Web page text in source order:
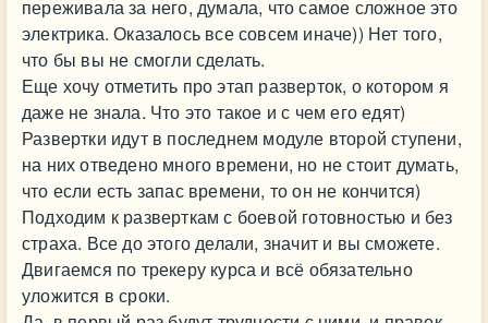
переживала за него, думала, что самое сложное это
электрика. Оказалось все совсем иначе)) Нет того,
что бы вы не смогли сделать.
Еще хочу отметить про этап разверток, о котором я
даже не знала. Что это такое и с чем его едят)
Развертки идут в последнем модуле второй ступени,
на них отведено много времени, но не стоит думать,
что если есть запас времени, то он не кончится)
Подходим к разверткам с боевой готовностью и без
страха. Все до этого делали, значит и вы сможете.
Двигаемся по трекеру курса и всё обязательно
уложится в сроки.